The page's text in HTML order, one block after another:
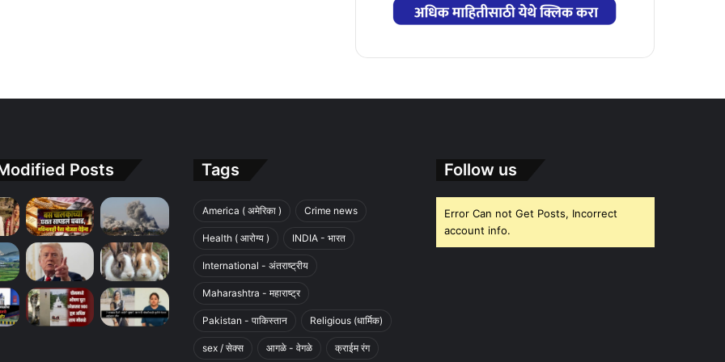
Posts Tags
America ( अमेरिका ) Crime news
Health ( आरोग्य ) INDIA - भारत
International - अंतराष्ट्रीय
Maharashtra - महाराष्ट्र
Pakistan - पाकिस्तान Religious (धार्मिक)
sex / सेक्स आगळे - वेगळे क्राईम रंग
Follow us
Error Can not Get Posts, Incorrect
account info.